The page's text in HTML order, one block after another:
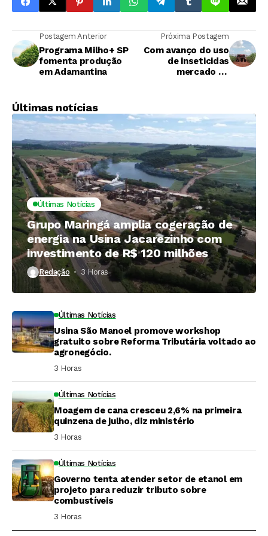
Postagem Anterior
Programa Milho+ SP
fomenta produção
em Adamantina
Próxima Postagem
Com avanço do uso
de inseticidas
mercado de
Últimas notícias
Últimas Notícias
Grupo Maringá amplia cogeração de
energia na Usina Jacarezinho com
investimento de R$ 120 milhões
Redação 3 Horas ⁮
Últimas Notícias
Usina São Manoel promove workshop
gratuito sobre Reforma Tributária voltado ao
agronegócio.
3 Horas ⁮
Últimas Notícias
Moagem de cana cresceu 2,6% na primeira
quinzena de julho, diz ministério
3 Horas ⁮
Últimas Notícias
Governo tenta atender setor de etanol em
projeto para reduzir tributo sobre
combustíveis
3 Horas ⁮